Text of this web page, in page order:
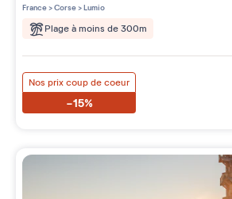
France>Corse>Lumio
Plage à moins de 300m
Nos prix coup de coeur
-15%